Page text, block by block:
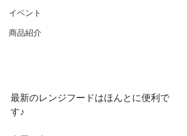
イベント
商品紹介
最新のレンジフードはほんとに便利で
す♪